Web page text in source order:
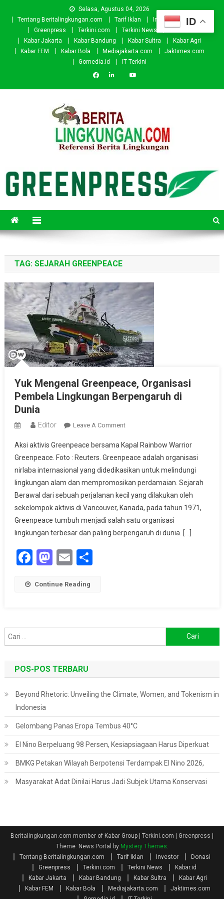
Selasa, Agustus 04, 2026
Tentang Beritalingkungan.com
Tarif Iklan Investor
Donasi
Greenpress
Terkini.com Terkini News
Kabar.id
Kabar Jakarta
Kabar Bandung Kabar Sultra
Kabar Agri
Kabar FEM
Kabar Bola Mediajakarta.com
Jaktimes.com
Gomedia.id
IT Terkini
TAG: SEJARAH GREENPEACE
Yuk Mengenal Greenpeace, Organisasi
Pembela Lingkungan Berpengaruh di
Dunia
Editor Leave A CommentOn
Mengenal
Greenpeace,
Organisasi
Pembela
Lingkungan
Berpengaruh
Aksi aktivis Greenpeace bersama Kapal Rainbow Warrior
Greenpeace. Foto : Reuters. Greenpeace adalah organisasi
nirlaba internasional yang didedikasikan untuk melindungi
lingkungan alam dan mempromosikan perdamaian. Sejarah
Berawal dari sebuah perjalanan kecil yang dilakukan oleh
sekelompok aktivis di Vancouver, Kanada, pada tahun 1971,
Greenpeace tumbuh menjadi salah satu organisasi
lingkungan terbesar dan paling berpengaruh di dunia. […]
Facebook
Mastodon
EmailShare
Continue Reading
untuk:
POS-POS TERBARU
Beyond Rhetoric: Unveiling the Climate, Women, and Tokenism in
Indonesia
Gelombang Panas Eropa Tembus 40°C
El Nino Berpeluang 98 Persen, Kesiapsiagaan Harus Diperkuat
BMKG Petakan Wilayah Berpotensi Terdampak El Nino 2026,
Masyarakat Adat Dinilai Harus Jadi Subjek Utama Konservasi
Beritalingkungan.com member of Kabar Group | Terkini.com | Greenpress |
Theme: News Portal by Mystery Themes
Tentang Beritalingkungan.com
Tarif Iklan Investor
Donasi
Greenpress
Terkini.com Terkini News
Kabar.id
Kabar Jakarta
Kabar Bandung Kabar Sultra
Kabar Agri
Kabar FEM
Kabar Bola Mediajakarta.com
Jaktimes.com
ID